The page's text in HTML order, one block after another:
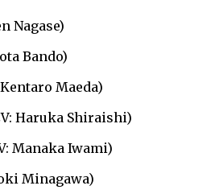
Nagase)
Bando)
Maeda)
Haruka Shiraishi)
Manaka Iwami)
Minagawa)